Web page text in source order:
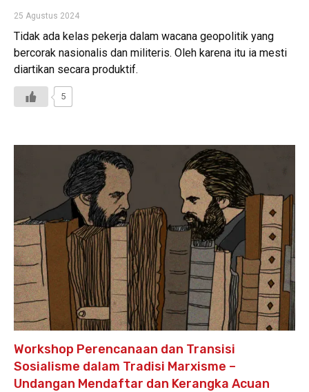
25 Agustus 2024
Tidak ada kelas pekerja dalam wacana geopolitik yang
bercorak nasionalis dan militeris. Oleh karena itu ia mesti
diartikan secara produktif.
5
Workshop Perencanaan dan Transisi
Sosialisme dalam Tradisi Marxisme –
Undangan Mendaftar dan Kerangka Acuan